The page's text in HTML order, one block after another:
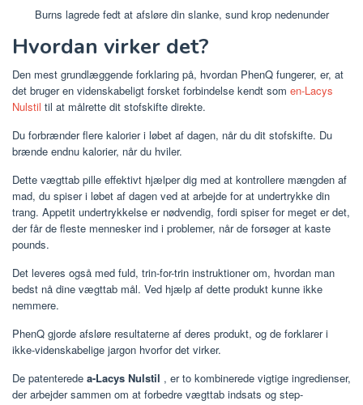
Burns lagrede fedt at afsløre din slanke, sund krop nedenunder
Hvordan virker det?
Den mest grundlæggende forklaring på, hvordan PhenQ fungerer, er, at
det bruger en videnskabeligt forsket forbindelse kendt som en-Lacys
Nulstil til at målrette dit stofskifte direkte.
Du forbrænder flere kalorier i løbet af dagen, når du dit stofskifte. Du
brænde endnu kalorier, når du hviler.
Dette vægttab pille effektivt hjælper dig med at kontrollere mængden af ​​
mad, du spiser i løbet af dagen ved at arbejde for at undertrykke din
trang. Appetit undertrykkelse er nødvendig, fordi spiser for meget er det,
der får de fleste mennesker ind i problemer, når de forsøger at kaste
pounds.
Det leveres også med fuld, trin-for-trin instruktioner om, hvordan man
bedst nå dine vægttab mål. Ved hjælp af dette produkt kunne ikke
nemmere.
PhenQ gjorde afsløre resultaterne af deres produkt, og de forklarer i
ikke-videnskabelige jargon hvorfor det virker.
De patenterede a-Lacys Nulstil , er to kombinerede vigtige ingredienser,
der arbejder sammen om at forbedre vægttab indsats og step-